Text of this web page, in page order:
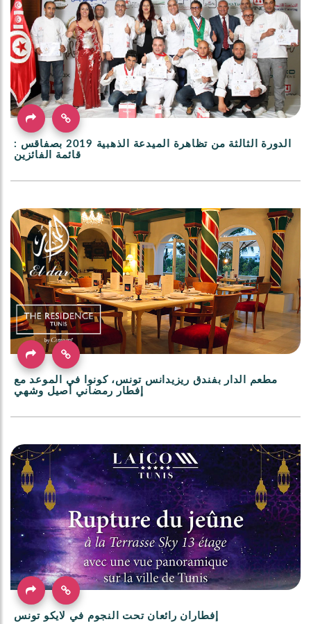
الدورة الثالثة من تظاهرة الميدعة الذهبية 2019 بصفاقس :
قائمة الفائزين
مطعم الدار بفندق ريزيدانس تونس، كونوا في الموعد مع
إفطار رمضاني أصيل وشهي
إفطاران رائعان تحت النجوم في لايكو تونس